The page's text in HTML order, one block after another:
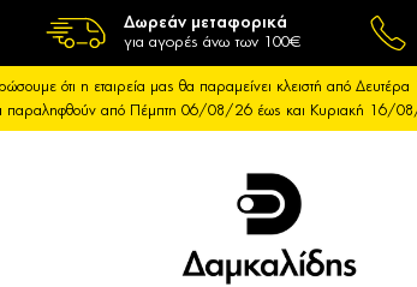
Δωρεάν μεταφορικά
για αγορές άνω των 100€
ότι η εταιρεία μας θα παραμείνει κλειστή από
παραληφθούν από Πέμπτη 06/08/26 έως και Κυριακή 16/